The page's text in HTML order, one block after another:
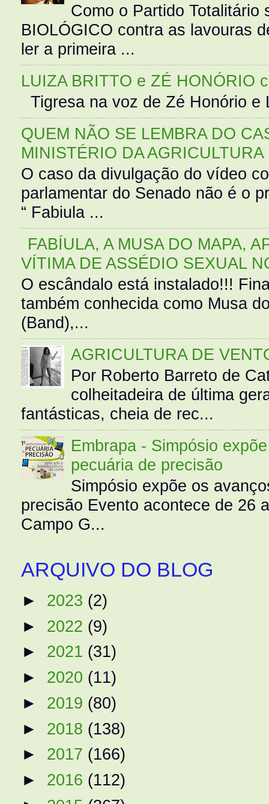
Como o Partido Totalitário
BIOLÓGICO contra as lavouras
ler a primeira ...
LUIZA BRITTO e ZÉ HONÓRIO
Tigresa na voz de Zé Honório
QUEM NÃO SE LEMBRA DO
MINISTÉRIO DA AGRICULTURA
O caso da divulgação do vídeo
parlamentar do Senado não é o
“ Fabiula ...
FABÍULA, A MUSA DO MAPA,
VÍTIMA DE ASSÉDIO SEXUAL
O escândalo está instalado!!!
também conhecida como Musa
(Band),...
AGRICULTURA DE
Por Roberto Barreto de
colheitadeira de última
fantásticas, cheia de rec...
Embrapa - Simpósio
pecuária de precisão
Simpósio expõe os
precisão Evento acontece de 26
Campo G...
ARQUIVO DO BLOG
► 2023 (2)
► 2022 (9)
► 2021 (31)
► 2020 (11)
► 2019 (80)
► 2018 (138)
► 2017 (166)
► 2016 (112)